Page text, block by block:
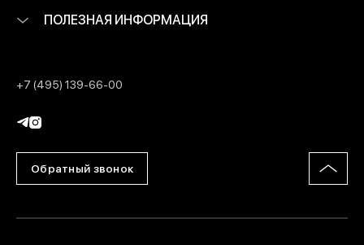
ПОЛЕЗНАЯ ИНФОРМАЦИЯ
+7 (495) 139-66-00
Обратный звонок